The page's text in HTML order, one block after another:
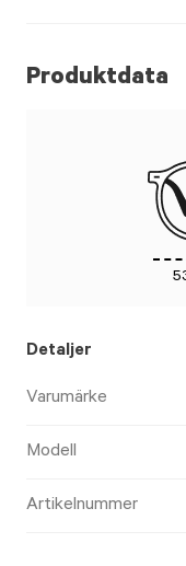
Produktdata
Detaljer
Varumärke
Modell
Artikelnummer